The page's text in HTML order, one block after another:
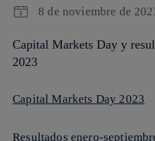
8 de noviembre de
Capital Markets Day y
2023
Capital Markets Day 2023
Resultados enero-